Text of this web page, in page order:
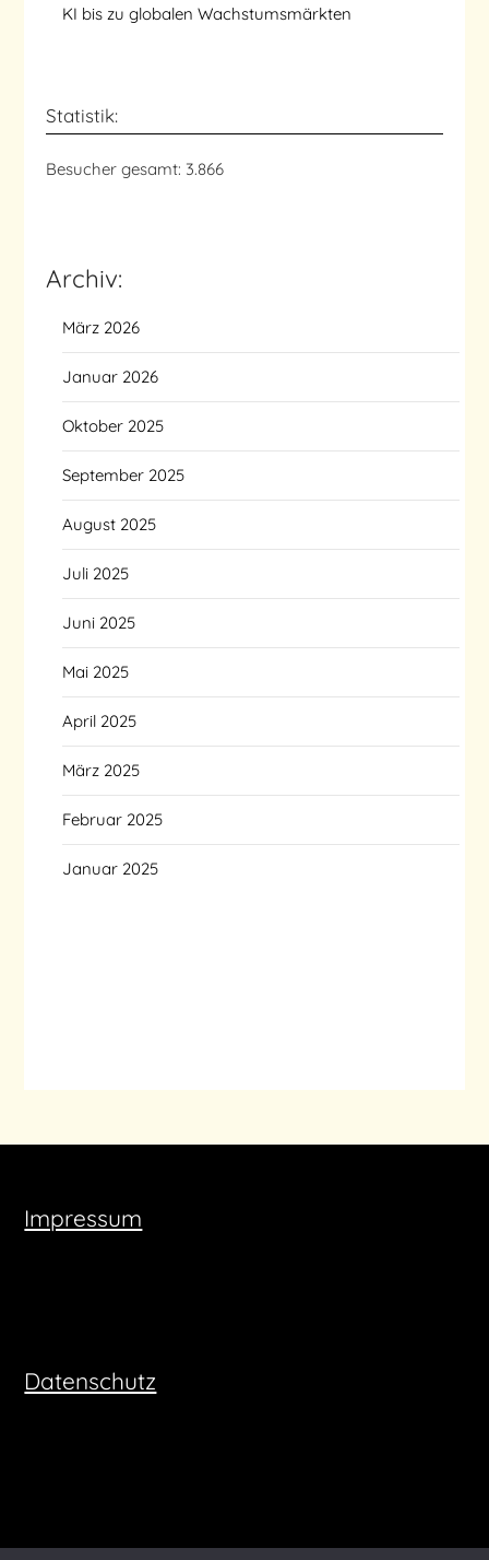
KI bis zu globalen Wachstumsmärkten
Statistik:
Besucher gesamt: 3.866
Archiv:
März 2026
Januar 2026
Oktober 2025
September 2025
August 2025
Juli 2025
Juni 2025
Mai 2025
April 2025
März 2025
Februar 2025
Januar 2025
Impressum
Datenschutz